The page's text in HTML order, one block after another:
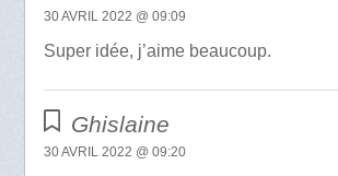
30 AVRIL 2022 @ 09:09
Super idée, j’aime beaucoup.
Ghislaine
30 AVRIL 2022 @ 09:20